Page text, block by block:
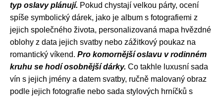
typ oslavy plánují. Pokud chystají velkou párty, ocení
spíše symbolický dárek, jako je album s fotografiemi z
jejich společného života, personalizovaná mapa hvězdné
oblohy z data jejich svatby nebo zážitkový poukaz na
romantický víkend. Pro komornější oslavu v rodinném
kruhu se hodí osobnější dárky. Co takhle luxusní sada
vín s jejich jmény a datem svatby, ručně malovaný obraz
podle jejich fotografie nebo sada stylových hrníčků s